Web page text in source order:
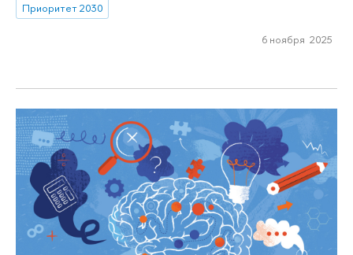
Приоритет 2030
6 ноября 2025